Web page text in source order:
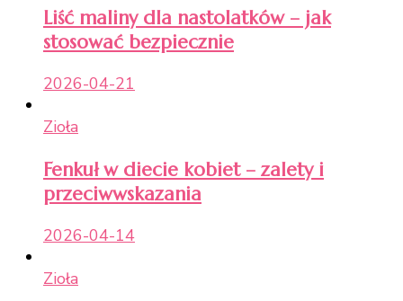
Liść maliny dla nastolatków – jak
stosować bezpiecznie
2026-04-21
Zioła
Fenkuł w diecie kobiet – zalety i
przeciwwskazania
2026-04-14
Zioła